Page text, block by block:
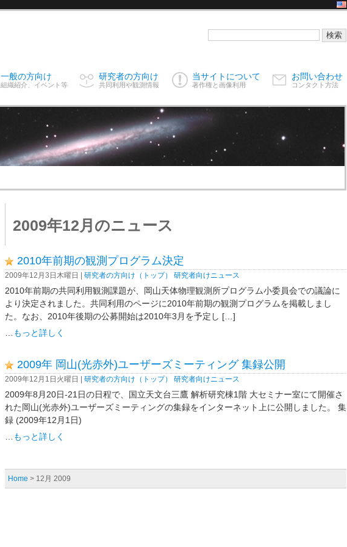
一般の方向け
組織紹介、イベント等
研究者の方向け
共同利用や観測情報
当サイトについて
著作権と画像利用
お問い合わせ
コンタクト方法
2009年12月のニュース
2010年前期の観測プログラム決定
2009年12月3日木曜日 | 研究者の方向け（トップ） 研究者向けニュース
2010年前期の共同利用観測課題が、岡山天体物理観測所プログラム小委員会での議論に
より決定されました。共同利用のページに2010年前期の観測プログラムを掲載しまし
た。なお、2010年後期の公募開始は2010年3月を予定し […]
もっと詳しく
2009年 岡山(光赤外)ユーザーズミーティング 集録公開
2009年12月1日火曜日 | 研究者の方向け（トップ） 研究者向けニュース
2009年8月20日-21日の日程で、国立天文台三鷹 解析研究棟1階 大セミナー室にて開催さ
れた岡山(光赤外)ユーザーズミーティングの集録をインターネット上に公開しました。 集
録 (2009年12月1日)
もっと詳しく
Home > 12月 2009